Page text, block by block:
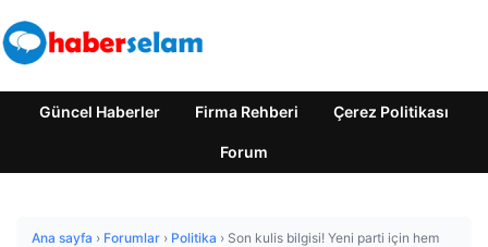
Güncel Haberler Firma Rehberi Çerez Politikası
Forum
Ana sayfa › Forumlar › Politika › Son kulis bilgisi! Yeni parti için hem